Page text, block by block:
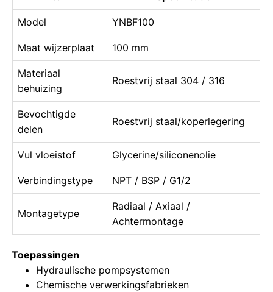
vloeistofgevulde drukmeter
Elektrische contactdrukmeter
Druktestsets
droge drukmeter
Mini-drukmeter
Drukmeter voor nutsvoorzieningen
Model YNBF100
Maat wijzerplaat 100 mm
Materiaal
behuizing
Roestvrij staal 304 / 316
Bevochtigde
delen
Roestvrij staal/koperlegering
Vul vloeistof Glycerine/siliconenolie
Verbindingstype NPT / BSP / G1/2
Montagetype
Radiaal / Axiaal /
Achtermontage
Toepassingen
Hydraulische pompsystemen
Chemische verwerkingsfabrieken